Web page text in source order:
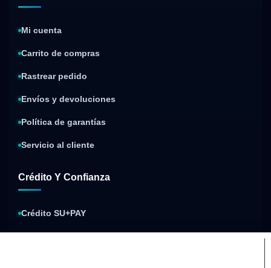
Mi cuenta
Carrito de compras
Rastrear pedido
Envíos y devoluciones
Política de garantías
Servicio al cliente
Crédito Y Confianza
Crédito SU+PAY